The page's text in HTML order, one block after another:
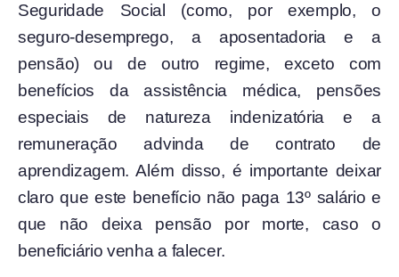
Seguridade Social (como, por exemplo, o
seguro-desemprego, a aposentadoria e a
pensão) ou de outro regime, exceto com
benefícios da assistência médica, pensões
especiais de natureza indenizatória e a
remuneração advinda de contrato de
aprendizagem. Além disso, é importante deixar
claro que este benefício não paga 13º salário e
que não deixa pensão por morte, caso o
beneficiário venha a falecer.